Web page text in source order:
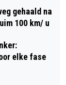
IN
gehaald na
100 km/ u
elke fase